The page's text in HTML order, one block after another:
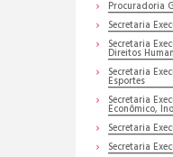
Procuradoria
Secretaria
Secretaria
Direitos
Secretaria
Esportes
Secretaria
Econômico,
Secretaria
Secretaria